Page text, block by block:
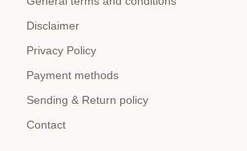
Disclaimer
Privacy Policy
Payment methods
Sending & Return policy
Contact